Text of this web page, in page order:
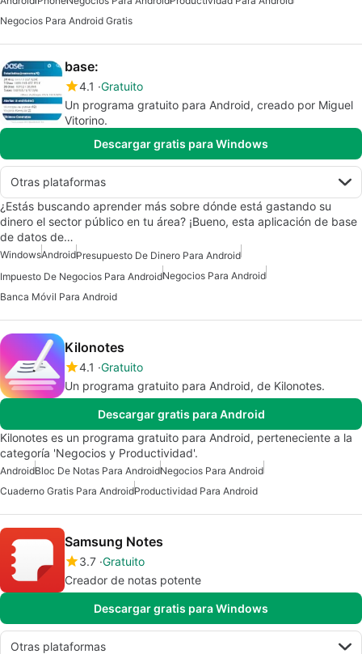
Negocios Para Android Gratis
base:
4.1 Gratuito
Un programa gratuito para Android, creado por Miguel
Vitorino.
Descargar gratis para Windows
Otras plataformas
¿Estás buscando aprender más sobre dónde está gastando su
dinero el sector público en tu área? ¡Bueno, esta aplicación de base
de datos de…
WindowsAndroidPresupuesto De Dinero Para Android
Impuesto De Negocios Para AndroidNegocios Para Android
Banca Móvil Para Android
Kilonotes
4.1 Gratuito
Un programa gratuito para Android, de Kilonotes.
Descargar gratis para Android
Kilonotes es un programa gratuito para Android, perteneciente a la
categoría 'Negocios y Productividad'.
AndroidBloc De Notas Para AndroidNegocios Para Android
Cuaderno Gratis Para AndroidProductividad Para Android
Samsung Notes
3.7 Gratuito
Creador de notas potente
Descargar gratis para Windows
Otras plataformas